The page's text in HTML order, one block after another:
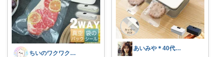
ちいのワクワクルーム
あいみや＊40代🌷くらしを楽しむ